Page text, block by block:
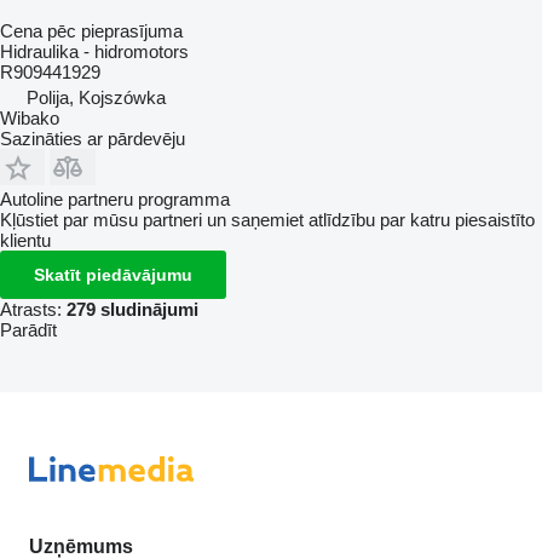
Cena pēc pieprasījuma
Hidraulika - hidromotors
R909441929
Polija, Kojszówka
Wibako
Sazināties ar pārdevēju
Autoline partneru programma
Kļūstiet par mūsu partneri un saņemiet atlīdzību par katru piesaistīto
klientu
Skatīt piedāvājumu
Atrasts: 279 sludinājumi
Parādīt
Uzņēmums